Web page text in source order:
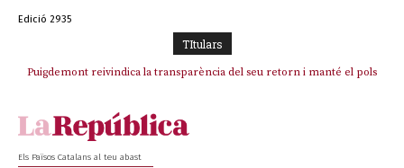
Edició 2935
TItulars
Puigdemont reivindica la transparència del seu retorn i manté el pols
Portugal acusa Espanya de provocar un “efecte crida” massiu per la seva
Els Països Catalans al teu abast